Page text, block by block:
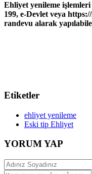
Ehliyet yenileme
199, e-Devlet veya
randevu alarak
Etiketler
ehliyet yenileme
Eski tip Ehliyet
YORUM YAP